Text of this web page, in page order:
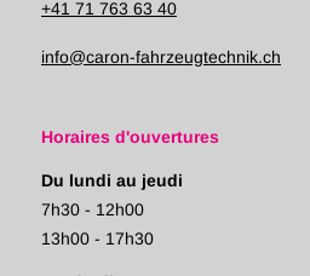
+41 71 763 63 40
info@caron-fahrzeugtechnik.ch
Horaires d'ouvertures
Du lundi au jeudi
7h30 - 12h00
13h00 - 17h30